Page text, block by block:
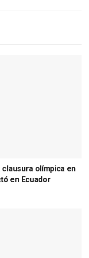
clausura olímpica en
en Ecuador